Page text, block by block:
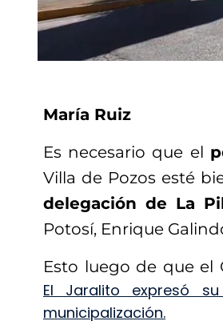
María Ruiz
Es necesario que el
Villa de Pozos esté
delegación de La
Potosí, Enrique
Esto luego de que el
El Jaralito expresó
municipalización.